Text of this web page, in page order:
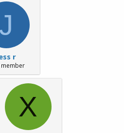
J
r
member
X